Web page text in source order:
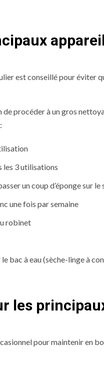
est conseillé pour éviter
procéder à un gros
:
les 3 utilisations
un coup d’éponge sur
une fois par semaine
robinet
bac à eau (sèche-linge à
les
pour maintenir en